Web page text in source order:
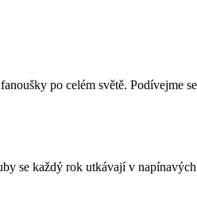
po celém světě. Podívejme
se každý rok utkávají v